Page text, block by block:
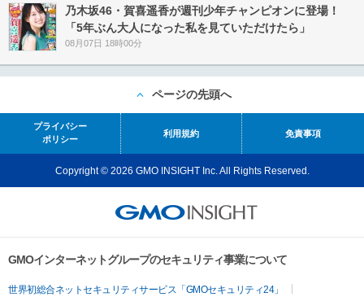
乃木坂46・賀喜遥香が週刊少年チャンピオンに登場！
「5年ぶん大人になった私を見ていただけたら」
08月07日 18時00分
ページの先頭へ
プライバシー
ポリシー
利用規約 免責事項
Copyright © 2026 GMO INSIGHT Inc. All Rights Reserved.
GMOインターネットグループのセキュリティ事業について
世界初総合ネットセキュリティサービス「GMOセキュリティ24」